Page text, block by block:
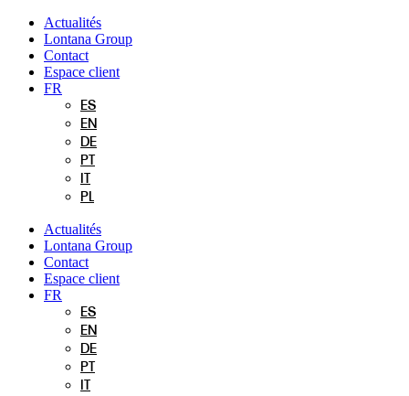
Aller
contenu
Actualités
Lontana Group
Contact
Espace client
FR
ES
EN
DE
PT
PL
Actualités
Lontana Group
Contact
Espace client
FR
ES
EN
DE
PT